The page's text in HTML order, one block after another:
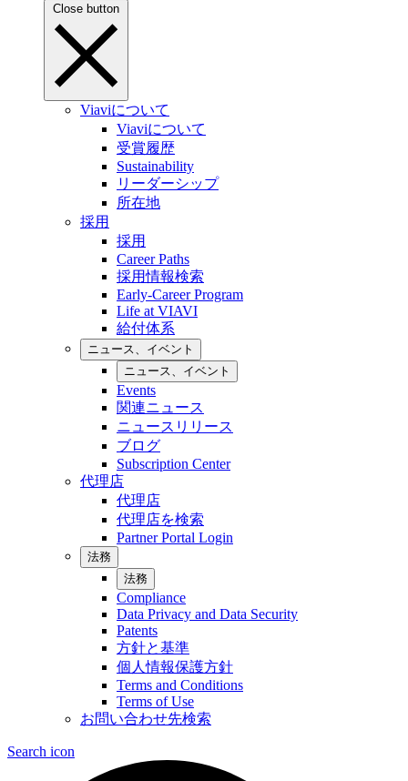
Close button
Viaviについて
Viaviについて
受賞履歴
Sustainability
リーダーシップ
所在地
採用
採用
Career Paths
採用情報検索
Early-Career Program
Life at VIAVI
給付体系
ニュース、イベント
ニュース、イベント
Events
関連ニュース
ニュースリリース
ブログ
Subscription Center
代理店
代理店
代理店を検索
Partner Portal Login
法務
法務
Compliance
Data Privacy and Data Security
Patents
方針と基準
個人情報保護方針
Terms and Conditions
Terms of Use
お問い合わせ先検索
Search icon